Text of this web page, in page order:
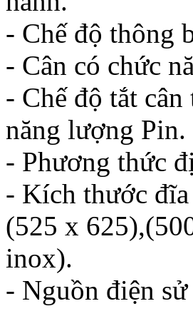
- Chế độ thông
- Cân có chức
- Chế độ tắt
năng lượng Pin.
- Phương thức
- Kích thước
(525 x
inox).
- Nguồn điện